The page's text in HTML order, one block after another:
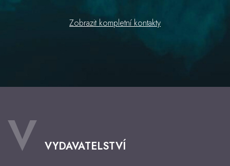
Zobrazit kompletní kontakty
V VYDAVATELSTVÍ